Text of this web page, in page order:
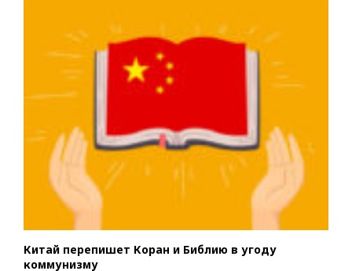
Китай перепишет Коран и Библию в угоду
коммунизму